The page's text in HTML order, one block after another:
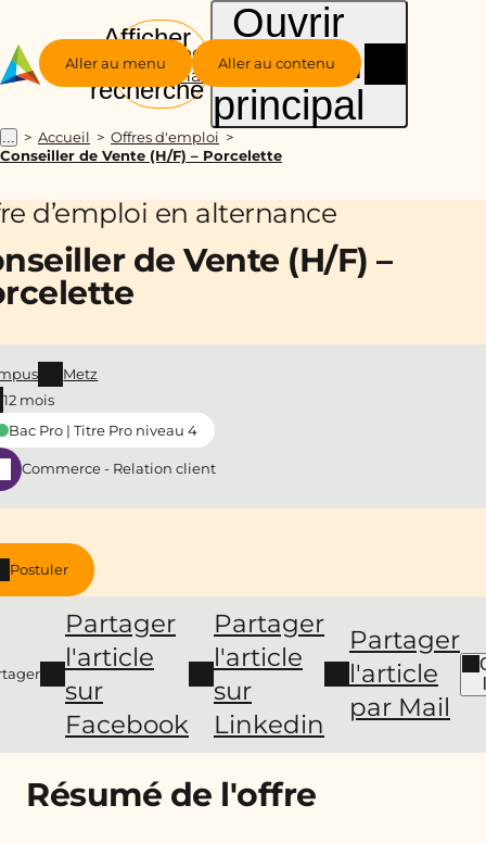
Aller au menu Aller au contenu
Groupe
Alternance
Afficher
la
recherche
Ouvrir
le menu
principal
... Accueil
Offres d'emploi
Conseiller de Vente (H/F) – Porcelette
d’emploi en alternance
de Vente (H/F) –
Postuler
Partager
l'article
sur
Facebook
Partager
l'article
sur
Linkedin
Partager
l'article
par Mail
Metz
12 mois
Bac Pro | Titre Pro niveau 4
Commerce - Relation client
Résumé de l'offre